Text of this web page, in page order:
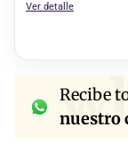
Ver detalle
Recibe
nuestro